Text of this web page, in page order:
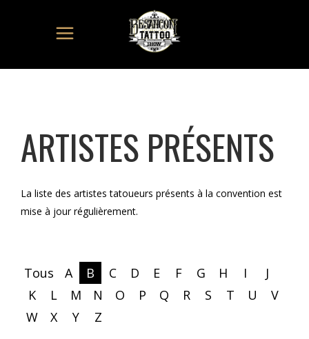
ARTISTES PRÉSENTS
La liste des artistes tatoueurs présents à la convention est
mise à jour régulièrement.
Tous A B C D E F G H I
J
K
L M N O P Q R S T U
V
W
X Y Z